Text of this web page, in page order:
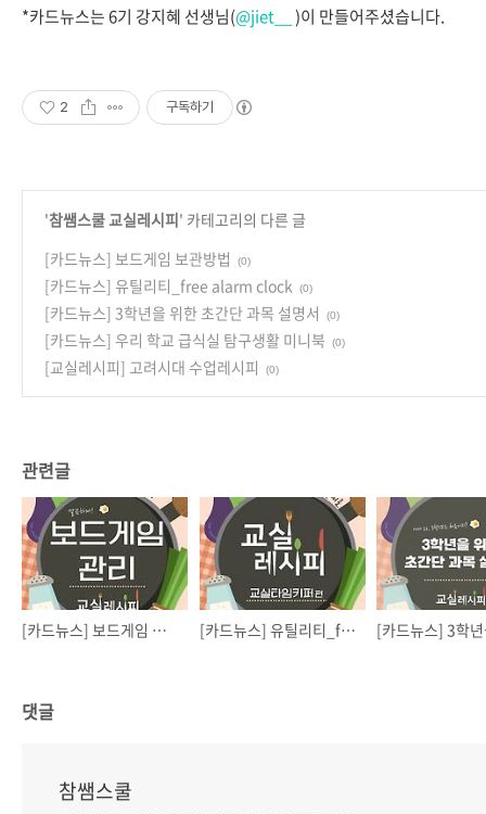
*카드뉴스는 6기 강지혜 선생님(@jiet__ )이 만들어주셨습니다.
2 구독하기
'참쌤스쿨 교실레시피' 카테고리의 다른 글
[카드뉴스] 보드게임 보관방법
(0)
[카드뉴스] 유틸리티_free alarm clock (0)
[카드뉴스] 3학년을 위한 초간단 과목 설명서 (0)
[카드뉴스] 우리 학교 급식실 탐구생활 미니북 (0)
[교실레시피] 고려시대 수업레시피 (0)
관련글
[카드뉴스] 보드게임 보관방법 [카드뉴스] 유틸리티_free alarm clock
댓글
참쌤스쿨